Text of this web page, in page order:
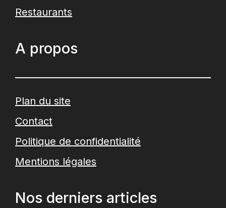
Restaurants
A propos
Plan du site
Contact
Politique de confidentialité
Mentions légales
Nos derniers articles